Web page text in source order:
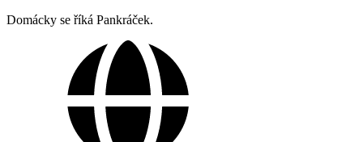
Domácky se říká Pankráček.